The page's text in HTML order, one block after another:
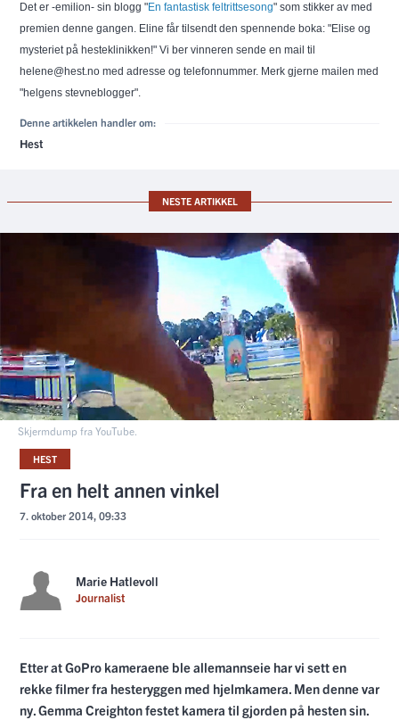
Det er -emilion- sin blogg "En fantastisk feltrittsesong" som stikker av med
premien denne gangen. Eline får tilsendt den spennende boka: "Elise og
mysteriet på hesteklinikken!" Vi ber vinneren sende en mail til
helene@hest.no med adresse og telefonnummer. Merk gjerne mailen med
"helgens stevneblogger".
Denne artikkelen handler om:
Hest
NESTE ARTIKKEL
Skjermdump fra YouTube.
HEST
Fra en helt annen vinkel
7. oktober 2014, 09:33
Marie Hatlevoll
Journalist
Etter at GoPro kameraene ble allemannseie har vi sett en
rekke filmer fra hesteryggen med hjelmkamera. Men denne var
ny. Gemma Creighton festet kamera til gjorden på hesten sin.